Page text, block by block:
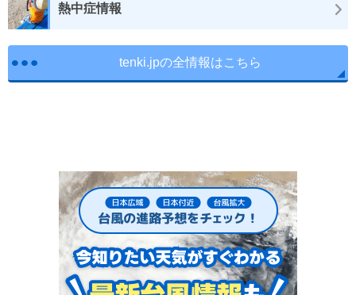
熱中症情報
tenki.jpの全情報はこちら